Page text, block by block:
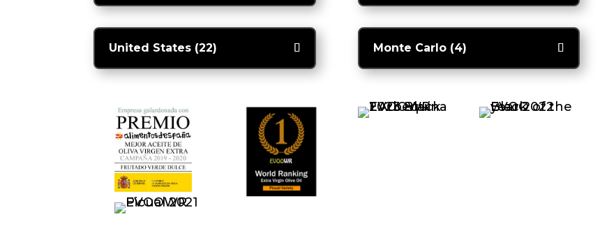
United States (22) Monte Carlo (4)